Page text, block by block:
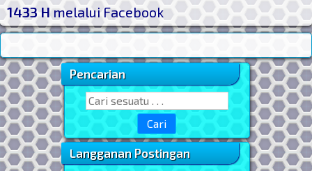
1433 Hmelalui Facebook
Sidebar Utama
Pencarian
Search for:
Langganan Postingan